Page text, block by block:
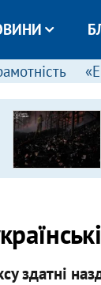
здатні